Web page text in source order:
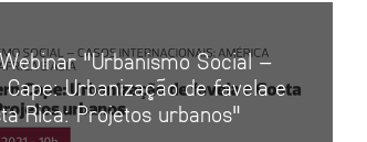
"Urbanismo Social –
Urbanização de favela e
Rica: Projetos urbanos"